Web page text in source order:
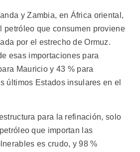
y Zambia, en África oriental,
petróleo que consumen proviene
por el estrecho de Ormuz.
esas importaciones para
Mauricio y 43 % para
últimos Estados insulares en el
para la refinación, solo
que importan las
es crudo, y 98 %